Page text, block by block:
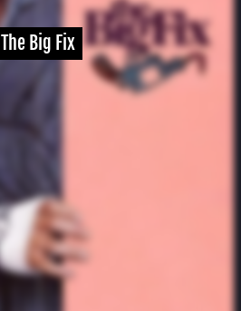
The Big Fix